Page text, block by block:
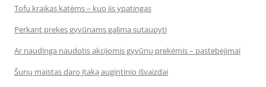
Tofu kraikas katėms – kuo jis ypatingas
Perkant prekes gyvūnams galima sutaupyti
Ar naudinga naudotis akcijomis gyvūnų prekėmis – pastebėjimai
Šunų maistas daro įtaką augintinio išvaizdai